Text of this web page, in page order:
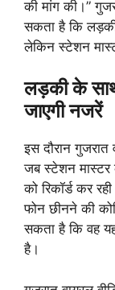
की मांग की।”
सकता है कि
लेकिन स्टेशन
लड़की के
जाएगी नजरें
इस दौरान गुजरात
जब स्टेशन मास्टर
को रिकॉर्ड कर
फोन छीनने की
सकता है कि वह
है।